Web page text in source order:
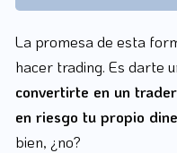
La promesa de esta
hacer trading. Es darte
convertirte en un
en riesgo tu propio
bien, ¿no?